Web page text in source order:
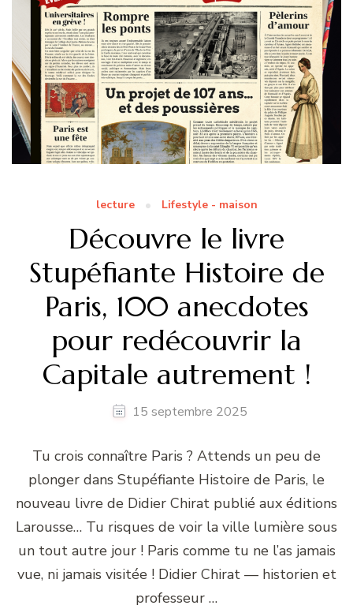
lecture Lifestyle - maison
Découvre le livre
Stupéfiante Histoire de
Paris, 100 anecdotes
pour redécouvrir la
Capitale autrement !
15 septembre 2025
Tu crois connaître Paris ? Attends un peu de
plonger dans Stupéfiante Histoire de Paris, le
nouveau livre de Didier Chirat publié aux éditions
Larousse… Tu risques de voir la ville lumière sous
un tout autre jour ! Paris comme tu ne l’as jamais
vue, ni jamais visitée ! Didier Chirat — historien et
professeur …